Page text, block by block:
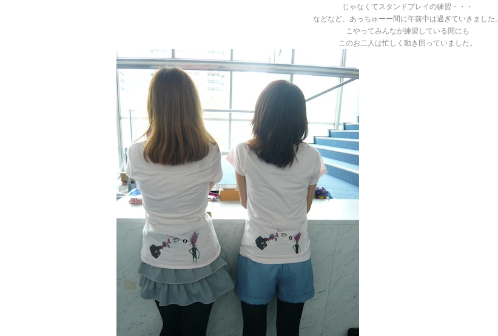
じゃなくてスタンドプレイの練習・・・
などなど、あっちゅーー間に午前中は過ぎていきました。
こやってみんなが練習している間にも
このお二人は忙しく動き回っていました。